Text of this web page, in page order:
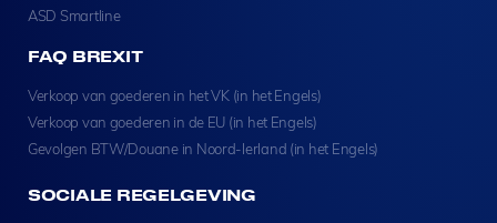
ASD Smartline
FAQ BREXIT
Verkoop van goederen in het VK (in het Engels)
Verkoop van goederen in de EU (in het Engels)
Gevolgen BTW/Douane in Noord-Ierland (in het Engels)
SOCIALE REGELGEVING